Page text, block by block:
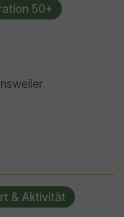
50+
& Aktivität